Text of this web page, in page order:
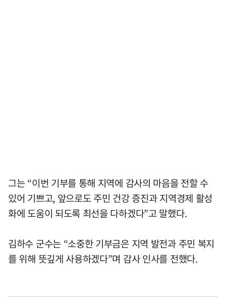
그는 “이번 기부를 통해 지역에 감사의 마음을 전할 수
있어 기쁘고, 앞으로도 주민 건강 증진과 지역경제 활성
화에 도움이 되도록 최선을 다하겠다”고 말했다.
김하수 군수는 “소중한 기부금은 지역 발전과 주민 복지
를 위해 뜻깊게 사용하겠다”며 감사 인사를 전했다.